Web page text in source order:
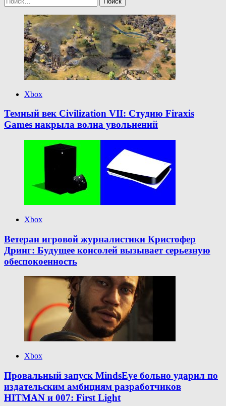
Xbox
Темный век Civilization VII: Студию Firaxis
Games накрыла волна увольнений
Xbox
Ветеран игровой журналистики Кристофер
Дринг: Будущее консолей вызывает серьезную
обеспокоенность
Xbox
Провальный запуск MindsEye больно ударил по
издательским амбициям разработчиков
HITMAN и 007: First Light